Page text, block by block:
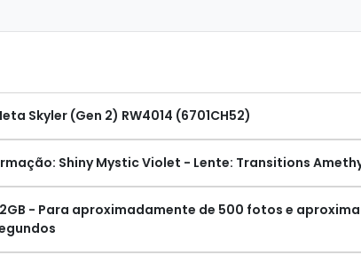
Skyler (Gen 2) RW4014 (6701CH52)
Shiny Mystic Violet - Lente: Transitions
- Para aproximadamente de 500 fotos e